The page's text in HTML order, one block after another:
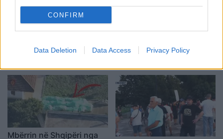
CONFIRM
Data Deletion Data Access Privacy Policy
Osman Stafa thirrje
Mbi partitë të vendosim
koha e brezit të ri
Don Xhoni i kthehet
publik, çfarë ndodhi me
Mbërrin në Shqipëri nga